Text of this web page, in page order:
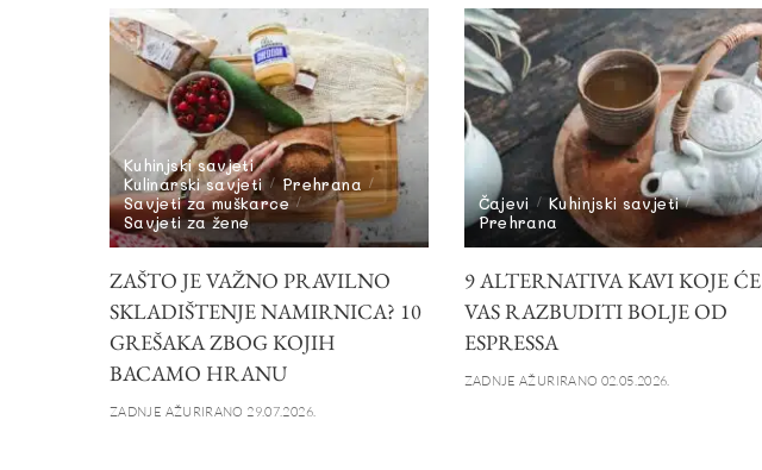
Kuhinjski savjeti
Kulinarski savjeti
Prehrana
Savjeti za muškarce
Savjeti za žene
ZAŠTO JE VAŽNO PRAVILNO
SKLADIŠTENJE NAMIRNICA? 10
GREŠAKA ZBOG KOJIH
BACAMO HRANU
ZADNJE AŽURIRANO 29.07.2026.
Čajevi
Kuhinjski savjeti
Prehrana
9 ALTERNATIVA KAVI KOJE ĆE
VAS RAZBUDITI BOLJE OD
ESPRESSA
ZADNJE AŽURIRANO 02.05.2026.